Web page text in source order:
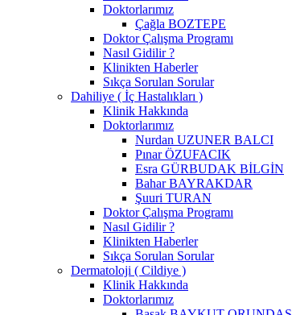
Doktorlarımız
Çağla BOZTEPE
Doktor Çalışma Programı
Nasıl Gidilir ?
Klinikten Haberler
Sıkça Sorulan Sorular
Dahiliye ( İç Hastalıkları )
Klinik Hakkında
Doktorlarımız
Nurdan UZUNER BALCI
Pınar ÖZUFACIK
Esra GÜRBUDAK BİLGİN
Bahar BAYRAKDAR
Şuuri TURAN
Doktor Çalışma Programı
Nasıl Gidilir ?
Klinikten Haberler
Sıkça Sorulan Sorular
Dermatoloji ( Cildiye )
Klinik Hakkında
Doktorlarımız